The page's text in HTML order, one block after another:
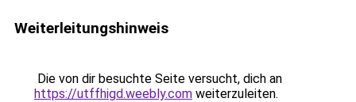
Weiterleitungshinweis
Die von dir besuchte Seite versucht, dich an
https://utffhigd.weebly.com weiterzuleiten.